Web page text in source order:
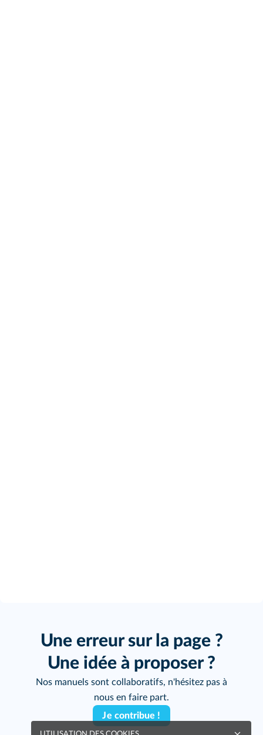
Une erreur sur la page ?
Une idée à proposer ?
Nos manuels sont collaboratifs, n'hésitez pas à
nous en faire part.
Je contribue !